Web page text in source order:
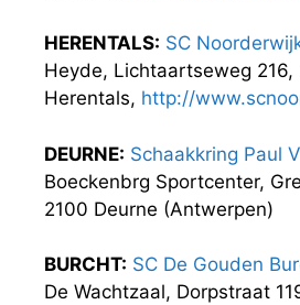
HERENTALS: SC
Heyde, Lichtaartseweg 216,
Herentals, http://
DEURNE: Schaakkring Paul
Boeckenbrg Sportcenter,
2100 Deurne (Antwerpen)
BURCHT: SC De Gouden
De Wachtzaal, Dorpstraat